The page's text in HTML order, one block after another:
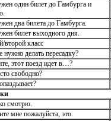
один билет до Гамбурга и
два билета до Гамбурга.
билет выходного дня.
второй класс
нужно делать пересадку?
этот поезд идет в…?
свободно?
смотрю.
мне пожалуйста, это.